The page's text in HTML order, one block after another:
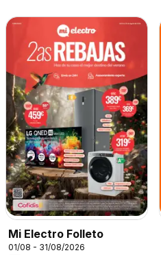
Mi Electro Folleto
01/08 - 31/08/2026